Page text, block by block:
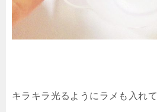
キラキラ光るようにラメも入れて